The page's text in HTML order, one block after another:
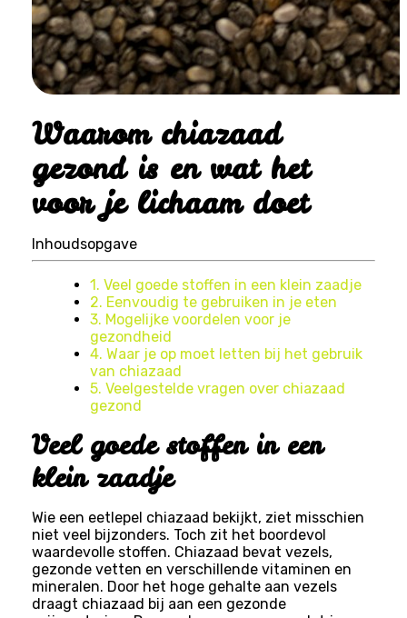
Waarom chiazaad
gezond is en wat het
voor je lichaam doet
Inhoudsopgave
1. Veel goede stoffen in een klein zaadje
2. Eenvoudig te gebruiken in je eten
3. Mogelijke voordelen voor je
gezondheid
4. Waar je op moet letten bij het gebruik
van chiazaad
5. Veelgestelde vragen over chiazaad
gezond
Veel goede stoffen in een
klein zaadje
Wie een eetlepel chiazaad bekijkt, ziet misschien
niet veel bijzonders. Toch zit het boordevol
waardevolle stoffen. Chiazaad bevat vezels,
gezonde vetten en verschillende vitaminen en
mineralen. Door het hoge gehalte aan vezels
draagt chiazaad bij aan een gezonde